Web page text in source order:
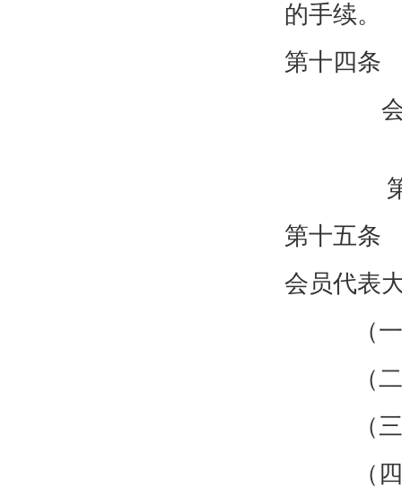
的手续。
第十四条
第十五条
会员代表
（
（
（
（